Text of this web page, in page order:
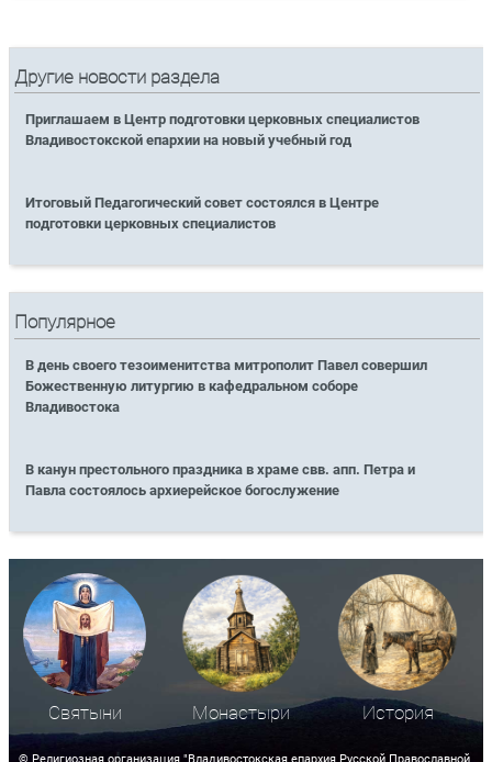
Другие новости раздела
Приглашаем в Центр подготовки церковных специалистов
Владивостокской епархии на новый учебный год
Итоговый Педагогический совет состоялся в Центре
подготовки церковных специалистов
Популярное
В день своего тезоименитства митрополит Павел совершил
Божественную литургию в кафедральном соборе
Владивостока
В канун престольного праздника в храме свв. апп. Петра и
Павла состоялось архиерейское богослужение
Святыни Монастыри История